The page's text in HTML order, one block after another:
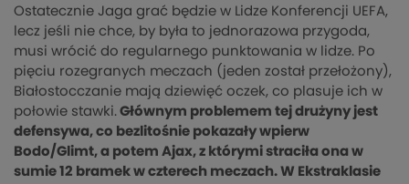
Ostatecznie Jaga grać będzie w Lidze Konferencji UEFA,
lecz jeśli nie chce, by była to jednorazowa przygoda,
musi wrócić do regularnego punktowania w lidze. Po
pięciu rozegranych meczach (jeden został przełożony),
Białostocczanie mają dziewięć oczek, co plasuje ich w
połowie stawki. Głównym problemem tej drużyny jest
defensywa, co bezlitośnie pokazały wpierw
Bodo/Glimt, a potem Ajax, z którymi straciła ona w
sumie 12 bramek w czterech meczach. W Ekstraklasie